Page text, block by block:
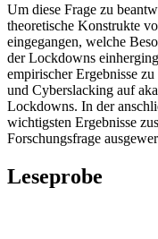
Um diese Frage zu
theoretische Konstrukte
eingegangen, welche
der Lockdowns
empirischer Ergebnisse
und Cyberslacking auf
Lockdowns. In der
wichtigsten Ergebnisse
Forschungsfrage
Leseprobe